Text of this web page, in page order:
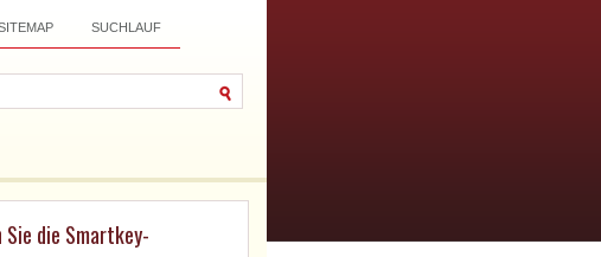
SUCHLAUF
die Smartkey-